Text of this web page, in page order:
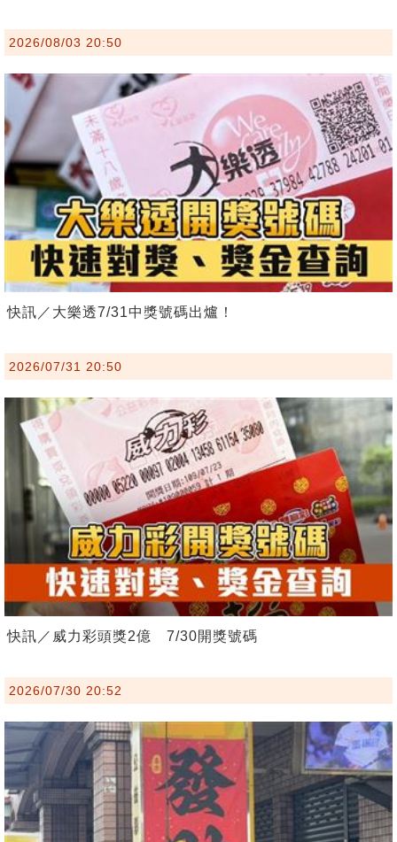
2026/08/03 20:50
快訊／大樂透7/31中獎號碼出爐！
2026/07/31 20:50
快訊／威力彩頭獎2億 7/30開獎號碼
2026/07/30 20:52